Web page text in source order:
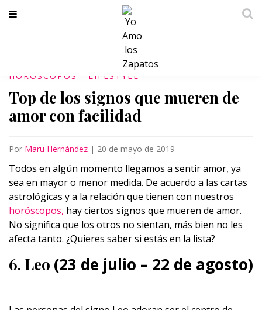
HOROSCOPOS LIFESTYLE
Top de los signos que mueren de
amor con facilidad
Por Maru Hernández | 20 de mayo de 2019
Todos en algún momento llegamos a sentir amor, ya
sea en mayor o menor medida. De acuerdo a las cartas
astrológicas y a la relación que tienen con nuestros
horóscopos, hay ciertos signos que mueren de amor.
No significa que los otros no sientan, más bien no les
afecta tanto. ¿Quieres saber si estás en la lista?
6. Leo (23 de julio – 22 de agosto)